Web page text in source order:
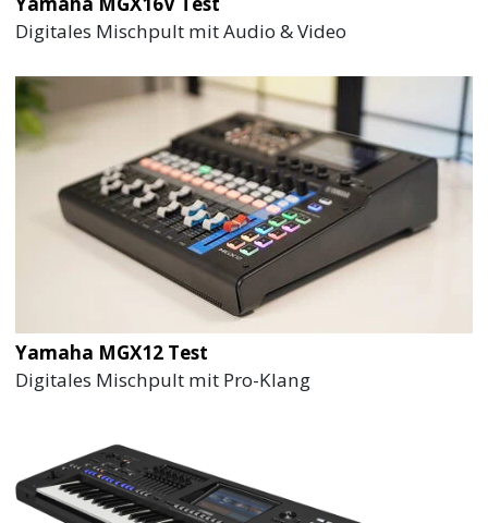
Digitales Mischpult mit Audio & Video
Yamaha MGX12 Test
Digitales Mischpult mit Pro-Klang